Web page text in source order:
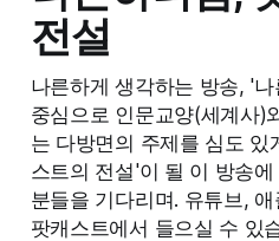
전설
나른하게 생각하는 방송, '
중심으로 인문교양(세계사)
는 다방면의 주제를 심도 있
스트의 전설'이 될 이 방송
분들을 기다리며. 유튜브,
팟캐스트에서 들으실 수 있